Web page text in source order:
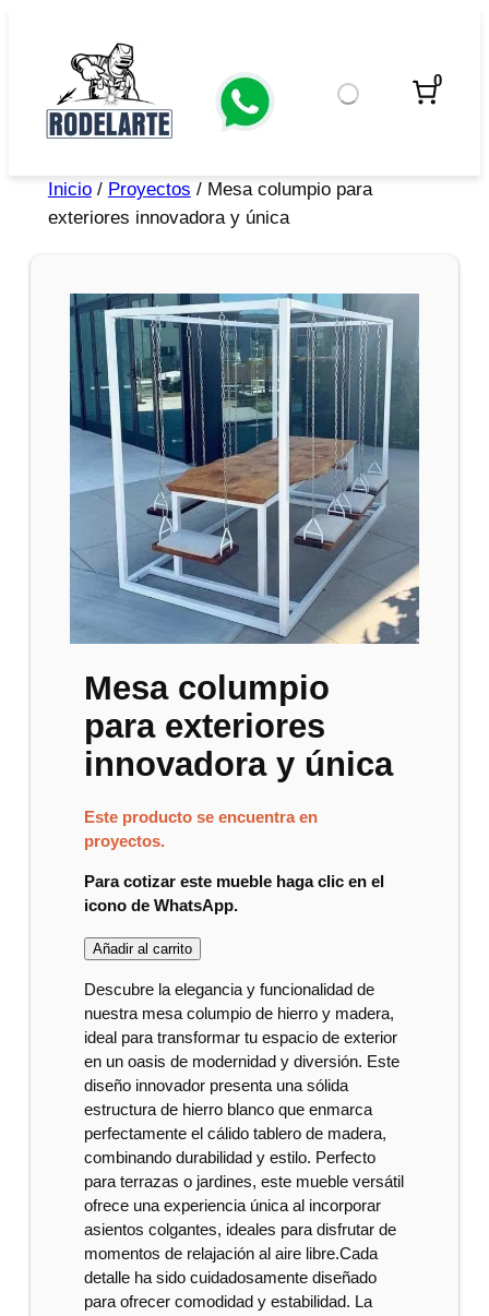
0
Inicio/ Proyectos / Mesa columpio para
exteriores innovadora y única
Mesa columpio
para exteriores
innovadora y única
Este producto se encuentra en
proyectos.
Para cotizar este mueble haga clic en el
icono de WhatsApp.
Añadir al carrito
Descubre la elegancia y funcionalidad de
nuestra mesa columpio de hierro y madera,
ideal para transformar tu espacio de exterior
en un oasis de modernidad y diversión. Este
diseño innovador presenta una sólida
estructura de hierro blanco que enmarca
perfectamente el cálido tablero de madera,
combinando durabilidad y estilo. Perfecto
para terrazas o jardines, este mueble versátil
ofrece una experiencia única al incorporar
asientos colgantes, ideales para disfrutar de
momentos de relajación al aire libre.Cada
detalle ha sido cuidadosamente diseñado
para ofrecer comodidad y estabilidad. La